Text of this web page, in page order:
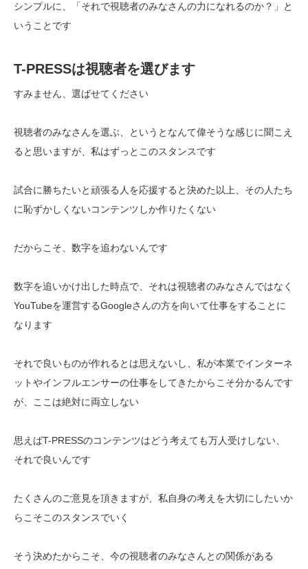
シンプルに、「それで視聴者のみなさんの力になれるのか？」と
いうことです
T-PRESSは視聴者を選びます
すみません、選ばせてください
視聴者のみなさんを選ぶ、というとなんて偉そうな感じに聞こえ
ると思いますが、私はずっとこのスタンスです
試合に勝ちたいと頑張る人を応援すると決めた以上、その人たち
に恥ずかしくないコンテンツしか作りたくない
だからこそ、数字を追わないんです
数字を追いかけ出した時点で、それは視聴者のみなさんではなく
YouTubeを運営するGoogleさんの方を向いて仕事をすることに
なります
それで良いものが作れるとは思えないし、私が本業でインターネ
ットやインフルエンサーの仕事をしてきたからこそ分かるんです
が、ここは絶対に両立しない
思えばT-PRESSのコンテンツはどう考えても万人受けしない、
それで良いんです
たくさんのご意見を頂きますが、私自身の考えを大切にしたいか
らこそこのスタンスでいく
そう決めたからこそ、今の視聴者のみなさんとの関係がある